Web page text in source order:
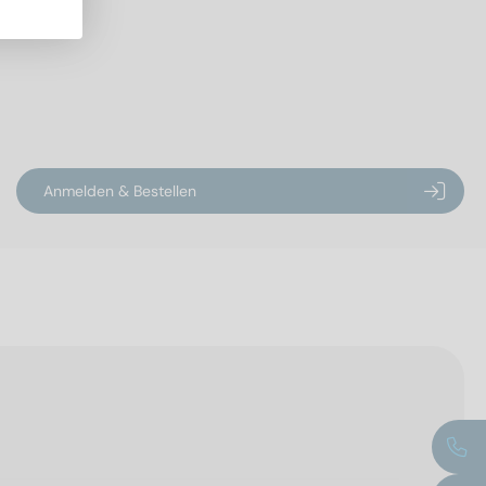
Anmelden & Bestellen